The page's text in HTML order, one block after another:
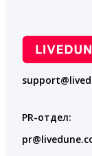
PR-отдел: